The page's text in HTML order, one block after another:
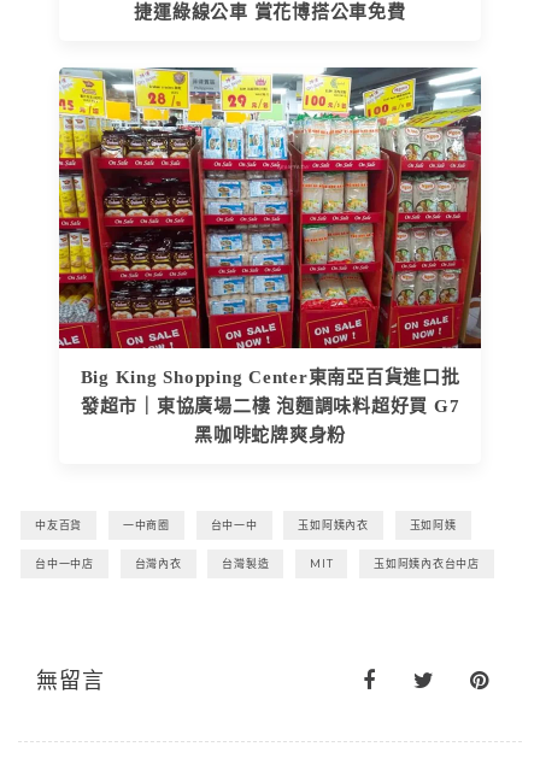
捷運綠線公車 賞花博搭公車免費
Big King Shopping Center東南亞百貨進口批
發超市｜東協廣場二樓 泡麵調味料超好買 G7
黑咖啡蛇牌爽身粉
中友百貨 一中商圈 台中一中 玉如阿姨內衣 玉如阿姨
台中一中店 台灣內衣 台灣製造 MIT 玉如阿姨內衣台中店
無留言